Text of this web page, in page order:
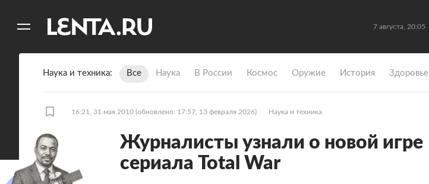
7 августа, 20:05
Наука и техника Все Наука В России Космос Оружие История Здоровье
16:21, 31 мая 2010 (обновлено: 17:57, 13 февраля 2026) Наука и техника
Журналисты узнали о новой игре
сериала Total War